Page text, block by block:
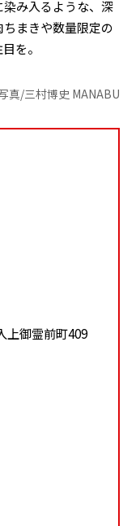
み入るような、深
まきや数量限定の
を。
真/三村博史 MANABU
上御霊前町409